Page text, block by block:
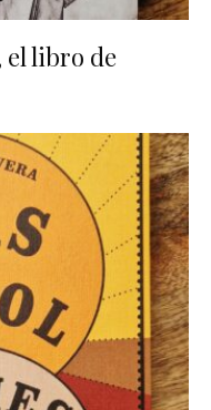
el libro de